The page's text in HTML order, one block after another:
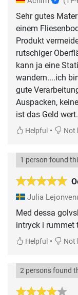
Sehr gutes
einem
Produkt
rutschiger
kann ja eine
wandern....ich
gute
Auspacken,
ist das Geld wert.
Helpful • Not
1 person found
Julia
Med dessa
intryck i rummet
Helpful • Not
2 persons found